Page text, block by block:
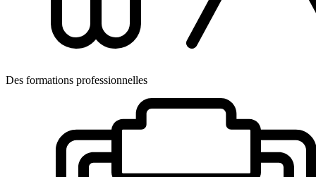
Des formations professionnelles